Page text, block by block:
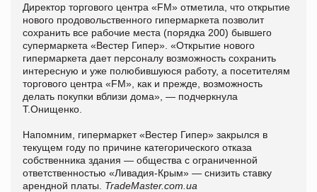
Директор торгового центра «FM» отметила, что открытие
нового продовольственного гипермаркета позволит
сохранить все рабочие места (порядка 200) бывшего
супермаркета «Вестер Гипер». «Открытие нового
гипермаркета дает персоналу возможность сохранить
интересную и уже полюбившуюся работу, а посетителям
торгового центра «FM», как и прежде, возможность
делать покупки вблизи дома», — подчеркнула
Т.Онищенко.
Напомним, гипермаркет «Вестер Гипер» закрылся в
текущем году по причине категорического отказа
собственника здания — общества с ограниченной
ответственностью «Ливадия-Крым» — снизить ставку
арендной платы. TradeMaster.com.ua